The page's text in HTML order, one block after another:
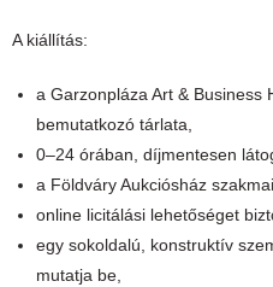
A kiállítás:
a Garzonpláza Art & Business
bemutatkozó tárlata,
0–24 órában, díjmentesen
a Földváry Aukciósház
online licitálási lehetőséget
egy sokoldalú, konstruktív
mutatja be,